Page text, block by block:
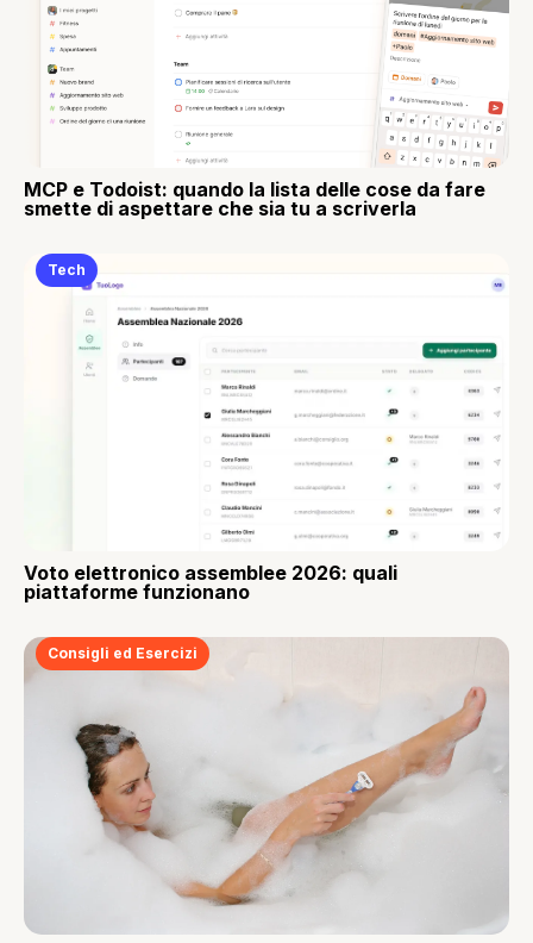
MCP e Todoist: quando la lista delle cose da fare
smette di aspettare che sia tu a scriverla
Tech
Voto elettronico assemblee 2026: quali
piattaforme funzionano
Consigli ed Esercizi